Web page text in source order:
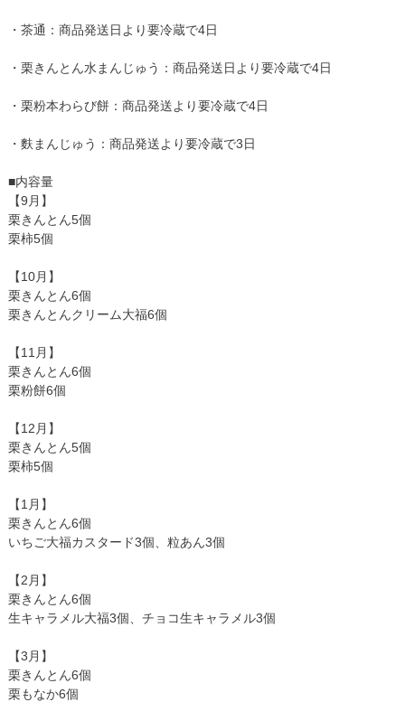
・茶通：商品発送日より要冷蔵で4日
・栗きんとん水まんじゅう：商品発送日より要冷蔵で4日
・栗粉本わらび餅：商品発送より要冷蔵で4日
・麩まんじゅう：商品発送より要冷蔵で3日
■内容量
【9月】
栗きんとん5個
栗柿5個
【10月】
栗きんとん6個
栗きんとんクリーム大福6個
【11月】
栗きんとん6個
栗粉餅6個
【12月】
栗きんとん5個
栗柿5個
【1月】
栗きんとん6個
いちご大福カスタード3個、粒あん3個
【2月】
栗きんとん6個
生キャラメル大福3個、チョコ生キャラメル3個
【3月】
栗きんとん6個
栗もなか6個